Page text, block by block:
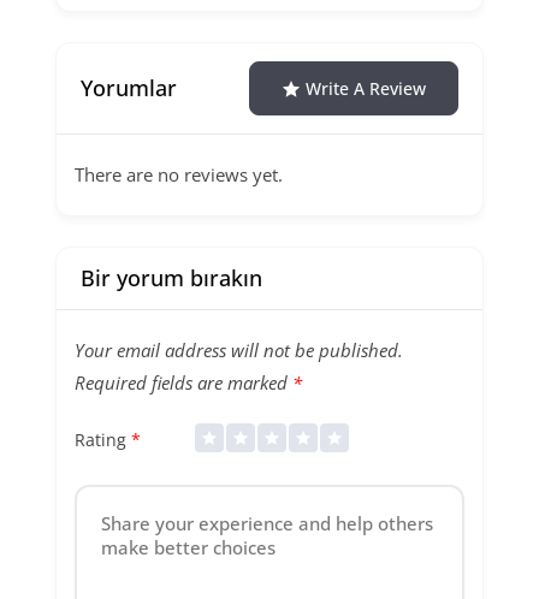
Yorumlar Write A Review
There are no reviews yet.
Bir yorum bırakın
Your email address will not be published.
Required fields are marked *
Rating *